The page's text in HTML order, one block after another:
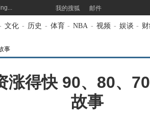
我的搜狐 邮件
文化 - 历史 - 体育 - NBA - 视频 - 娱谈 -
事
涨得快 90、80、
故事